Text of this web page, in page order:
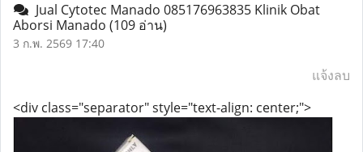
Jual Cytotec Manado ​​085176963835​ Klinik Obat
Aborsi Manado (109 อ่าน)
3 ก.พ. 2569 17:40
แจ้งลบ
<div class="separator" style="text-align: center;">